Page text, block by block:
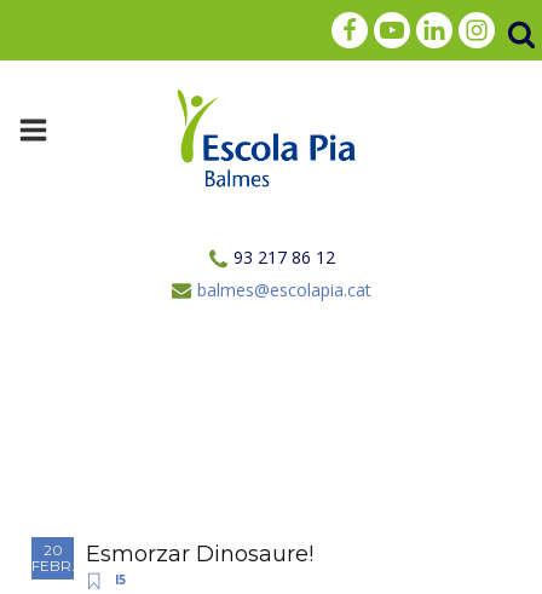
93 217 86 12
balmes@escolapia.cat
20
FEBR.
Esmorzar Dinosaure!
I5